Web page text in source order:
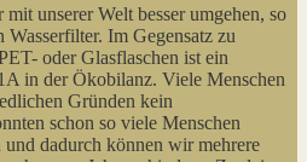
unserer Welt besser umgehen, so
Wasserfilter. Im Gegensatz zu
oder Glasflaschen ist ein
in der Ökobilanz. Viele Menschen
Gründen kein
schon so viele Menschen
und dadurch können wir mehrere